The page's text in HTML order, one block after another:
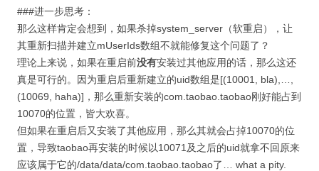
###进一步思考：
那么这样肯定会想到，如果杀掉system_server（软重启），让
其重新扫描并建立mUserIds数组不就能修复这个问题了？
理论上来说，如果在重启前没有安装过其他应用的话，那么这还
真是可行的。因为重启后重新建立的uid数组是[(10001, bla),…,
(10069, haha)]，那么重新安装的com.taobao.taobao刚好能占到
10070的位置，皆大欢喜。
但如果在重启后又安装了其他应用，那么其就会占掉10070的位
置，导致taobao再安装的时候以10071及之后的uid就拿不回原来
应该属于它的/data/data/com.taobao.taobao了… what a pity.